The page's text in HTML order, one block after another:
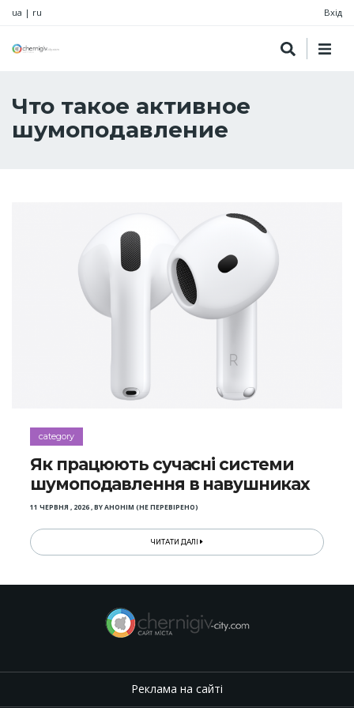
ua | ru Вхід
Что такое активное
шумоподавление
category
Як працюють сучасні системи
шумоподавлення в навушниках
11 ЧЕРВНЯ , 2026,BYАНОНІМ (НЕ ПЕРЕВІРЕНО)
ЧИТАТИ ДАЛІ
Реклама на сайті